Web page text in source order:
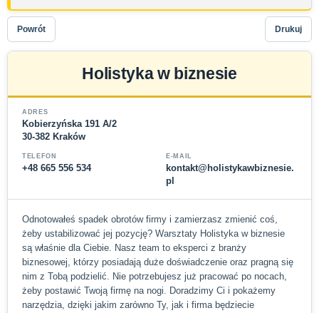
Powrót Drukuj
Holistyka w biznesie
ADRES
Kobierzyńska 191 A/2
30-382 Kraków
TELEFON
+48 665 556 534
E-MAIL
kontakt@holistykawbiznesie.
pl
Odnotowałeś spadek obrotów firmy i zamierzasz zmienić coś,
żeby ustabilizować jej pozycję? Warsztaty Holistyka w biznesie
są właśnie dla Ciebie. Nasz team to eksperci z branży
biznesowej, którzy posiadają duże doświadczenie oraz pragną się
nim z Tobą podzielić. Nie potrzebujesz już pracować po nocach,
żeby postawić Twoją firmę na nogi. Doradzimy Ci i pokażemy
narzędzia, dzięki jakim zarówno Ty, jak i firma będziecie